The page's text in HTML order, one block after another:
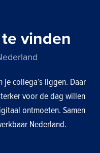
vinden
collega’s liggen. Daar
voor de dag willen
ontmoeten. Samen
Nederland.